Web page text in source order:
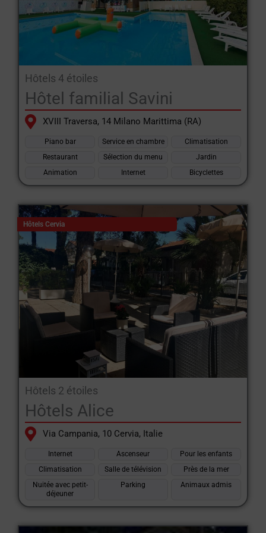
leur pareil dans le monde en ce qui concerne les services
offerts aux baigneurs : directement sur la plage, les touristes
peuvent trouver des aires de fitness, des terrains de football à
cinq - beach volley - basket - tennis - fresbee, des animations,
de la danse, des tournois, des piscines, et bien d'autres choses
encore.
Réservez des hôtels en Émilie-Romagne avec le site spécial
d'hôtels Romagna et Riviera Romagnola.
Hôtels 4 étoiles
Hôtel familial Savini
XVIII Traversa, 14 Milano Marittima (RA)
Piano bar Service en chambre
Climatisation
Restaurant
Sélection du menu
Jardin
Animation
Internet Bicyclettes
Hôtels Cervia
Hôtels 2 étoiles
Hôtels Alice
Via Campania, 10 Cervia, Italie
Internet Ascenseur
Pour les enfants
Climatisation
Salle de télévision
Près de la mer
Nuitée avec petit-
déjeuner
Parking Animaux admis